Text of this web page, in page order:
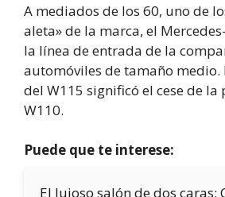
A mediados de los 60, uno de
aleta» de la marca, el
la línea de entrada de la
automóviles de tamaño
del W115 significó el cese de
W110.
Puede que te interese:
El lujoso salón de dos caras: